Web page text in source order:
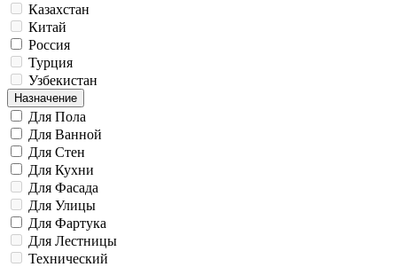
Казахстан
Китай
Россия
Турция
Узбекистан
Назначение
Для Пола
Для Ванной
Для Стен
Для Кухни
Для Фасада
Для Улицы
Для Фартука
Для Лестницы
Технический